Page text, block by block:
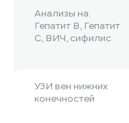
Анализы на:
Гепатит B, Гепатит
С, ВИЧ, сифилис
УЗИ вен нижних
конечностей